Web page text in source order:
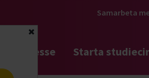
Stäng
Samarbeta
intresse Starta